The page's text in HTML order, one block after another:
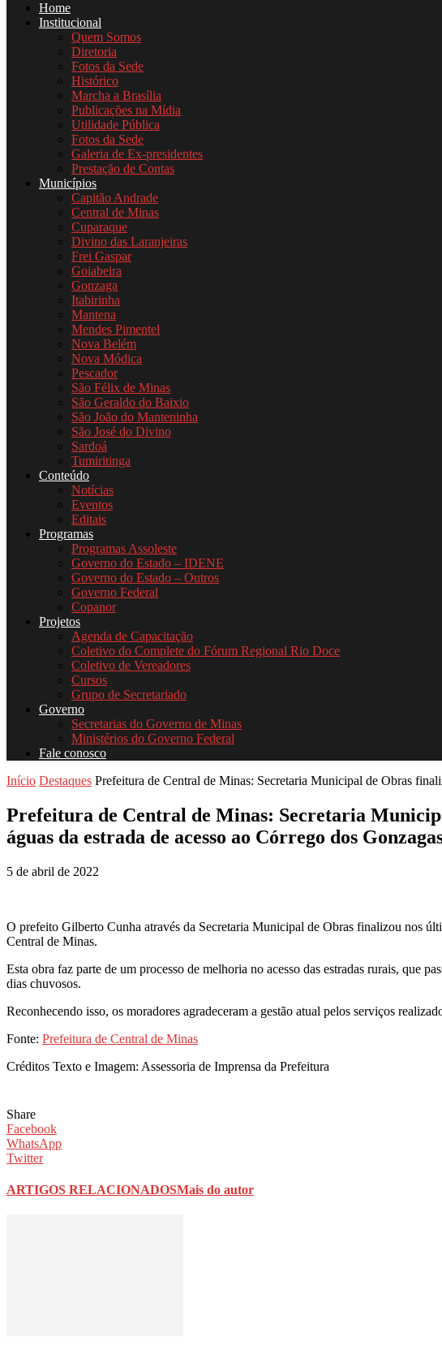
Home
Institucional
Quem Somos
Diretoria
Fotos da Sede
Histórico
Marcha a Brasília
Publicações na Mídia
Utilidade Pública
Fotos da Sede
Galeria de Ex-presidentes
Prestação de Contas
Municípios
Capitão Andrade
Central de Minas
Cuparaque
Divino das Laranjeiras
Frei Gaspar
Goiabeira
Gonzaga
Itabirinha
Mantena
Mendes Pimentel
Nova Belém
Nova Módica
Pescador
São Félix de Minas
São Geraldo do Baixio
São João do Manteninha
São José do Divino
Sardoá
Tumiritinga
Conteúdo
Notícias
Eventos
Editais
Programas
Programas Assoleste
Governo do Estado – IDENE
Governo do Estado – Outros
Governo Federal
Copanor
Projetos
Agenda de Capacitação
Coletivo do Complete do Fórum Regional Rio Doce
Coletivo de Vereadores
Cursos
Grupo de Secretariado
Governo
Secretarias do Governo de Minas
Ministérios do Governo Federal
Fale conosco
Início Destaques Prefeitura de Central de Minas: Secretaria Municipal de Obras
Prefeitura de Central de Minas: Secretaria
águas da estrada de acesso ao Córrego dos
5 de abril de 2022
O prefeito Gilberto Cunha através da Secretaria Municipal de Obras finalizou nos
Central de Minas.
Esta obra faz parte de um processo de melhoria no acesso das estradas rurais, que
dias chuvosos.
Reconhecendo isso, os moradores agradeceram a gestão atual pelos serviços
Fonte: Prefeitura de Central de Minas
Créditos Texto e Imagem: Assessoria de Imprensa da Prefeitura
Share
Facebook
WhatsApp
Twitter
ARTIGOS RELACIONADOSMais do autor